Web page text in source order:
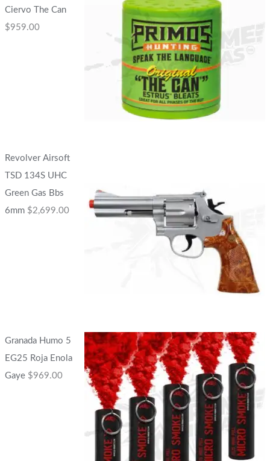
Ciervo The Can
$959.00
Revolver Airsoft
TSD 134S UHC
Green Gas Bbs
6mm $2,699.00
Granada Humo 5
EG25 Roja Enola
Gaye $969.00